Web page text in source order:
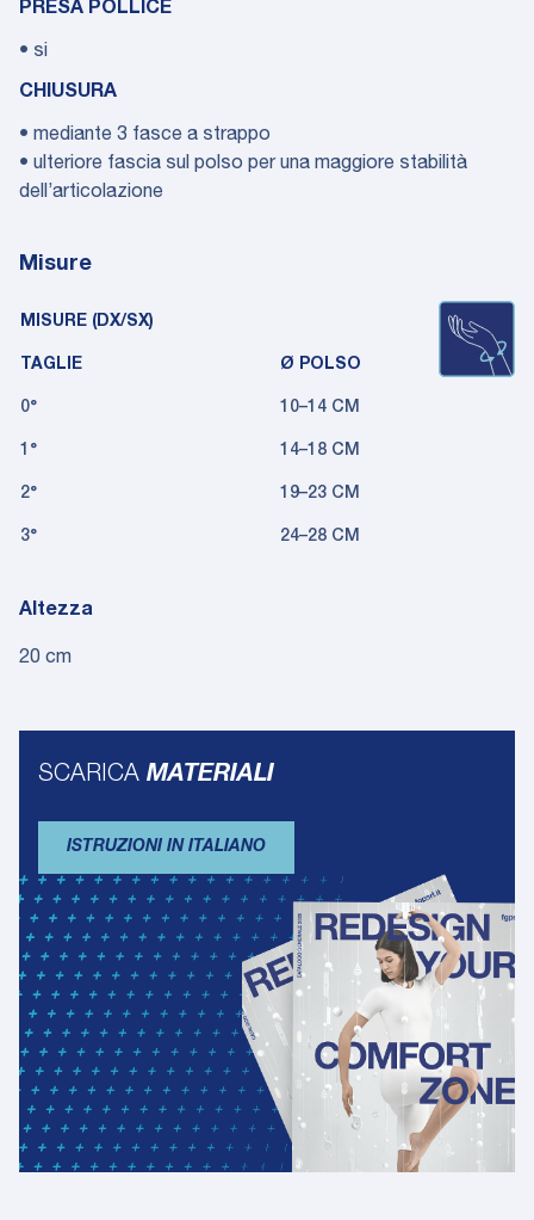
PRESA POLLICE
• si
CHIUSURA
• mediante 3 fasce a strappo
• ulteriore fascia sul polso per una maggiore stabilità
dell’articolazione
Misure
MISURE (DX/SX)
TAGLIE Ø POLSO
0° 10–14 CM
1° 14–18 CM
2° 19–23 CM
3° 24–28 CM
Altezza
20 cm
SCARICA MATERIALI
ISTRUZIONI IN ITALIANO